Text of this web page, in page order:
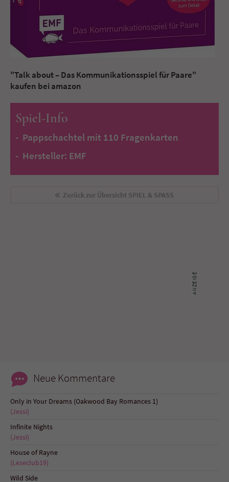
"Talk about – Das Kommunikationsspiel für Paare"
kaufen bei amazon
Spiel-Info
Pappschachtel mit 110 Fragenkarten
Hersteller: EMF
Zurück zur Übersicht SPIEL & SPASS
Neue Kommentare
Only in Your Dreams (Oakwood Bay Romances 1)
(Jessi)
Infinite Nights
(Jessi)
House of Rayne
(Leseclub19)
Wild Side